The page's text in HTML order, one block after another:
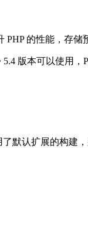
的性能，存
版本可以使用，
默认扩展的构建